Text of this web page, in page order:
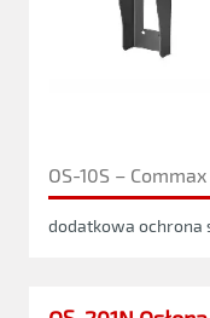
OS-10S – Commax
dodatkowa ochrona